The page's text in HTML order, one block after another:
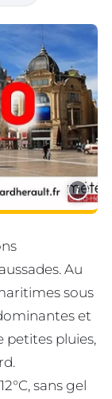
i
Au
sous
et
petites pluies,
sans gel